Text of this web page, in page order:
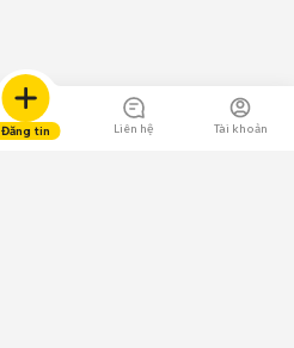
Đăng tin Liên hệ Tài khoản